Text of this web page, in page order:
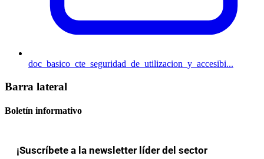
doc_basico_cte_seguridad_de_utilizacion_y_accesibi...
Barra lateral
Boletín informativo
¡Suscríbete a la newsletter líder del sector